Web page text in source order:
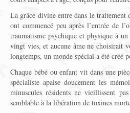
La grâce divine entre dans le traitement
ont commencé peu après l’entrée de
traumatisme psychique et physique à
vingt vies, et aucune âme ne choisirait
longtemps, un monde spécial a été créé
Chaque bébé ou enfant vit dans une
spécialiste apaise doucement les
minuscules résidents ne vieillissent
semblable à la libération de toxines